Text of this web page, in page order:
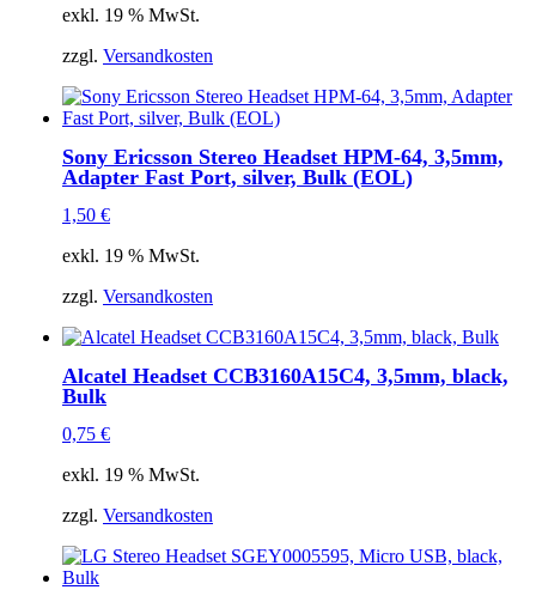
exkl. 19 % MwSt.
zzgl. Versandkosten
Sony Ericsson Stereo Headset HPM-64, 3,5mm,
Adapter Fast Port, silver, Bulk (EOL)
1,50 €
exkl. 19 % MwSt.
zzgl. Versandkosten
Alcatel Headset CCB3160A15C4, 3,5mm, black,
Bulk
0,75 €
exkl. 19 % MwSt.
zzgl. Versandkosten